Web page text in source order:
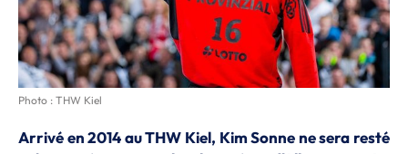
Photo : THW Kiel
Arrivé en 2014 au THW Kiel, Kim Sonne ne sera resté